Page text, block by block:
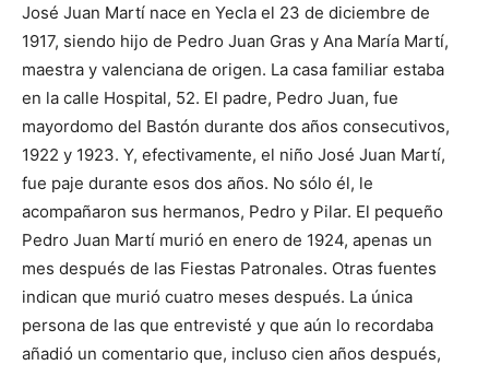
José Juan Martí nace en Yecla el 23 de diciembre de
1917, siendo hijo de Pedro Juan Gras y Ana María Martí,
maestra y valenciana de origen. La casa familiar estaba
en la calle Hospital, 52. El padre, Pedro Juan, fue
mayordomo del Bastón durante dos años consecutivos,
1922 y 1923. Y, efectivamente, el niño José Juan Martí,
fue paje durante esos dos años. No sólo él, le
acompañaron sus hermanos, Pedro y Pilar. El pequeño
Pedro Juan Martí murió en enero de 1924, apenas un
mes después de las Fiestas Patronales. Otras fuentes
indican que murió cuatro meses después. La única
persona de las que entrevisté y que aún lo recordaba
añadió un comentario que, incluso cien años después,